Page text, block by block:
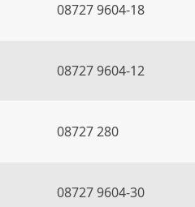
08727 9604-18
08727 9604-12
08727 280
08727 9604-30